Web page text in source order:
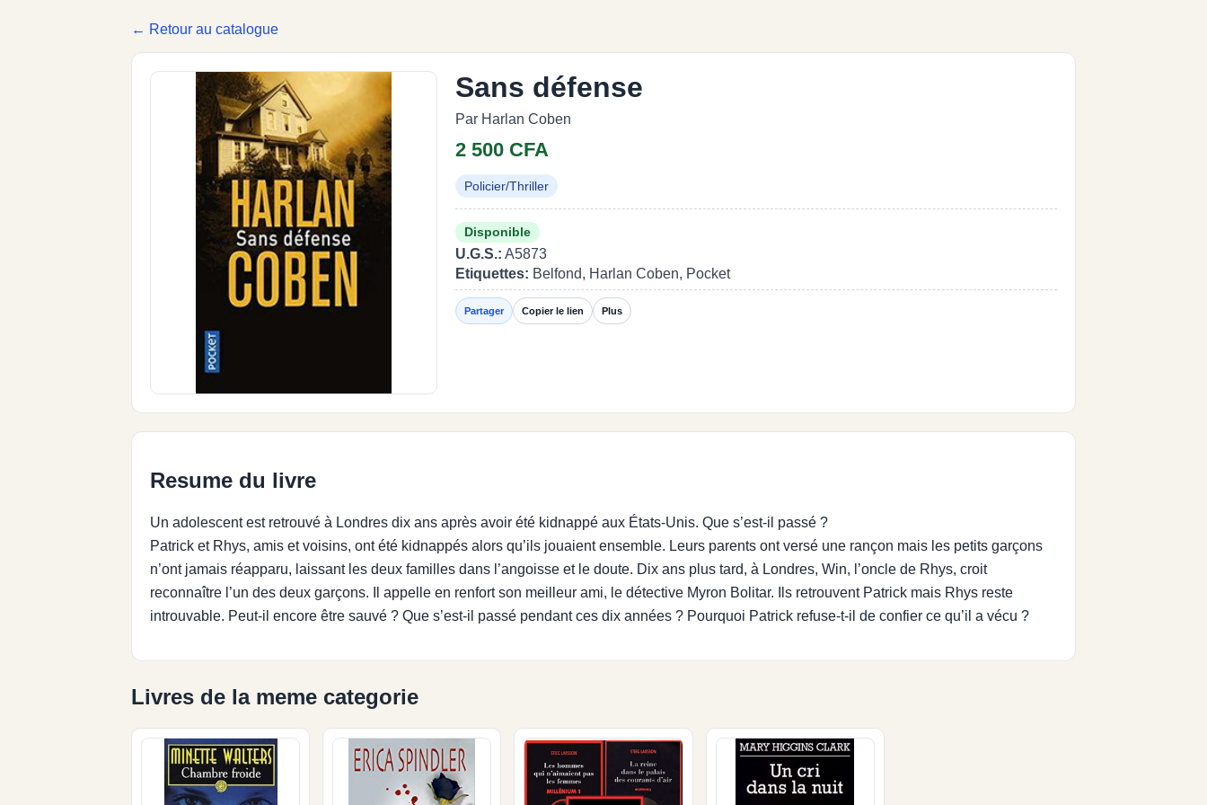
← Retour au catalogue
Sans défense
Par Harlan Coben
2 500 CFA
Policier/Thriller
Disponible
U.G.S.: A5873
Etiquettes: Belfond, Harlan Coben, Pocket
Partager Copier le lien Plus
Resume du livre
Un adolescent est retrouvé à Londres dix ans après avoir été kidnappé aux États-Unis. Que s’est-il passé ?
Patrick et Rhys, amis et voisins, ont été kidnappés alors qu’ils jouaient ensemble. Leurs parents ont versé une rançon mais les petits garçons
n’ont jamais réapparu, laissant les deux familles dans l’angoisse et le doute. Dix ans plus tard, à Londres, Win, l’oncle de Rhys, croit
reconnaître l’un des deux garçons. Il appelle en renfort son meilleur ami, le détective Myron Bolitar. Ils retrouvent Patrick mais Rhys reste
introuvable. Peut-il encore être sauvé ? Que s’est-il passé pendant ces dix années ? Pourquoi Patrick refuse-t-il de confier ce qu’il a vécu ?
Livres de la meme categorie